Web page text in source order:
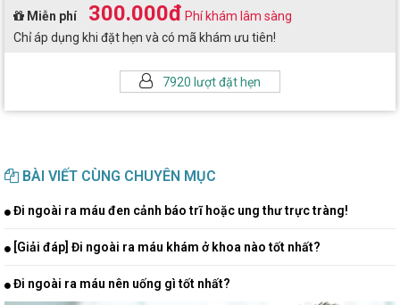
7920 lượt đặt hẹn
Miễn phí 300.000đ Phí khám lâm sàng
Chỉ áp dụng khi đặt hẹn và có mã khám ưu tiên!
BÀI VIẾT CÙNG CHUYÊN MỤC
Đi ngoài ra máu đen cảnh báo trĩ hoặc ung thư trực tràng!
[Giải đáp] Đi ngoài ra máu khám ở khoa nào tốt nhất?
Đi ngoài ra máu nên uống gì tốt nhất?